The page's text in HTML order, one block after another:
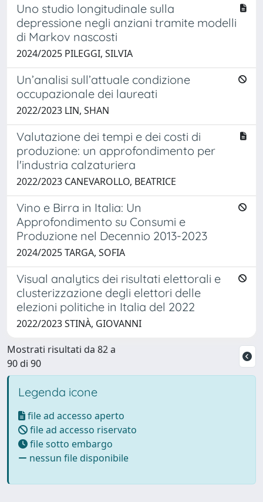
Uno studio longitudinale sulla
depressione negli anziani tramite modelli
di Markov nascosti
2024/2025 PILEGGI, SILVIA
Un’analisi sull’attuale condizione
occupazionale dei laureati
2022/2023 LIN, SHAN
Valutazione dei tempi e dei costi di
produzione: un approfondimento per
l'industria calzaturiera
2022/2023 CANEVAROLLO, BEATRICE
Vino e Birra in Italia: Un
Approfondimento su Consumi e
Produzione nel Decennio 2013-2023
2024/2025 TARGA, SOFIA
Visual analytics dei risultati elettorali e
clusterizzazione degli elettori delle
elezioni politiche in Italia del 2022
2022/2023 STINÀ, GIOVANNI
Mostrati risultati da 82 a
90 di 90
Legenda icone
file ad accesso aperto
file ad accesso riservato
file sotto embargo
nessun file disponibile